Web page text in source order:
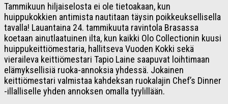
Tammikuun hiljaiselosta ei ole tietoakaan, kun
huippukokkien antimista nautitaan täysin poikkeuksellisella
tavalla! Lauantaina 24. tammikuuta ravintola Brasassa
koetaan ainutlaatuinen ilta, kun kaikki Olo Collectionin kuusi
huippukeittiömestaria, hallitseva Vuoden Kokki sekä
vieraileva keittiömestari Tapio Laine saapuvat loihtimaan
elämyksellisiä ruoka-annoksia yhdessä. Jokainen
keittiömestari valmistaa kahdeksan ruokalajin Chef’s Dinner
-illalliselle yhden annoksen omalla tyylillään.